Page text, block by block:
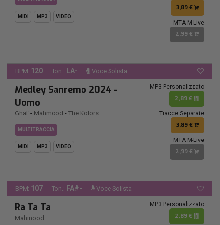
MIDI MP3 VIDEO
3,89 €
MTA M-Live
2,99 €
BPM: 120 Ton.: LA- Voce Solista
Medley Sanremo 2024 -
Uomo
Ghali - Mahmood - The Kolors
MULTITRACCIA
MIDI MP3 VIDEO
MP3 Personalizzato
2,89 €
Tracce Separate
3,89 €
MTA M-Live
2,99 €
BPM: 107 Ton.: FA#- Voce Solista
Ra Ta Ta
Mahmood
MP3 Personalizzato
2,89 €